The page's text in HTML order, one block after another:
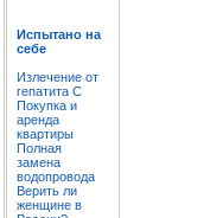
Испытано на
себе
Излечение от
гепатита C
Покупка и
аренда
квартиры
Полная
замена
водопровода
Верить ли
женщине в